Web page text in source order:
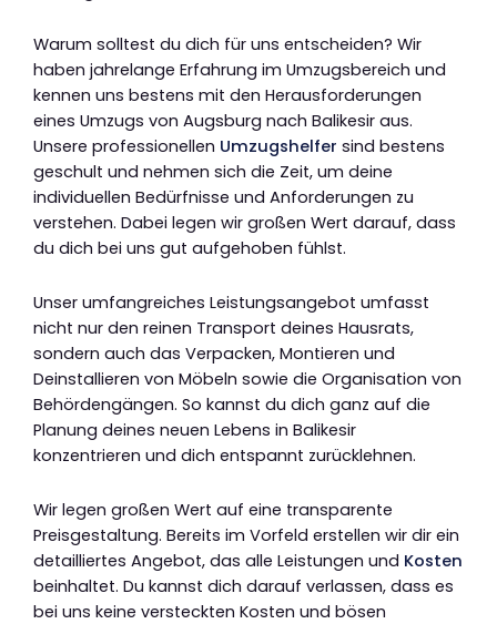
Warum solltest du dich für uns entscheiden? Wir
haben jahrelange Erfahrung im Umzugsbereich und
kennen uns bestens mit den Herausforderungen
eines Umzugs von Augsburg nach Balikesir aus.
Unsere professionellen Umzugshelfer sind bestens
geschult und nehmen sich die Zeit, um deine
individuellen Bedürfnisse und Anforderungen zu
verstehen. Dabei legen wir großen Wert darauf, dass
du dich bei uns gut aufgehoben fühlst.
Unser umfangreiches Leistungsangebot umfasst
nicht nur den reinen Transport deines Hausrats,
sondern auch das Verpacken, Montieren und
Deinstallieren von Möbeln sowie die Organisation von
Behördengängen. So kannst du dich ganz auf die
Planung deines neuen Lebens in Balikesir
konzentrieren und dich entspannt zurücklehnen.
Wir legen großen Wert auf eine transparente
Preisgestaltung. Bereits im Vorfeld erstellen wir dir ein
detailliertes Angebot, das alle Leistungen und Kosten
beinhaltet. Du kannst dich darauf verlassen, dass es
bei uns keine versteckten Kosten und bösen